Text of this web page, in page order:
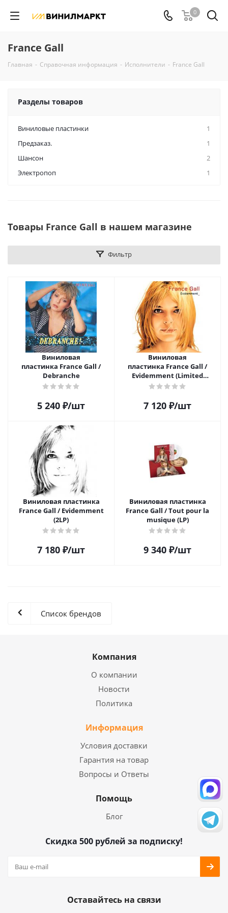
0
France Gall
Главная - Справочная информация - Исполнители - France Gall
Разделы товаров
Виниловые пластинки
1
Предзаказ.
1
Шансон
2
Электропоп
1
Товары France Gall в нашем магазине
Фильтр
Виниловая
пластинка France Gall /
Debranche
5 240 ₽/шт
Виниловая
пластинка France Gall /
Evidemment (Limited
Edition)(Coloured Vinyl)(2LP)
7 120 ₽/шт
Виниловая пластинка
France Gall / Evidemment
(2LP)
7 180 ₽/шт
Виниловая пластинка
France Gall / Tout pour la
musique (LP)
9 340 ₽/шт
Список брендов
Компания
О компании
Новости
Политика
Информация
Условия доставки
Гарантия на товар
Вопросы и Ответы
Помощь
Блог
Скидка 500 рублей за подписку!
Оставайтесь на связи